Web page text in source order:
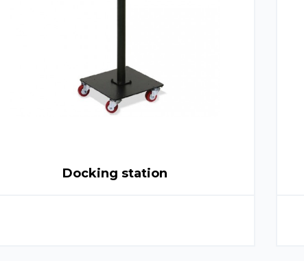
Docking station